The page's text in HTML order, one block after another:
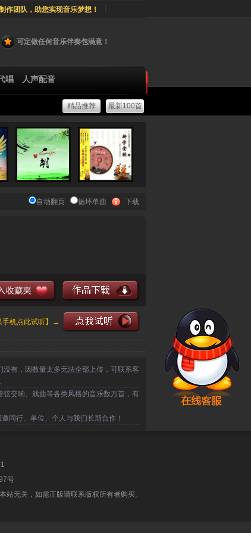
作团队，助您实现音乐梦想！
可定做任何音乐伴奏包满意！
唱 人声配音
精品推荐 最新100首
自动翻页 循环单曲 下载
手机点此试听】→
有，因数量太多无法全部上传，可联系客
交响、戏曲等各类风格的音乐数万首，有
同行、单位、个人与我们长期合作！
号
无关，如需正版请联系版权所有者购买。